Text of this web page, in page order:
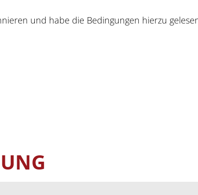
und habe die Bedingungen hierzu